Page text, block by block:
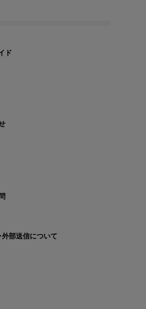
ド
部送信について